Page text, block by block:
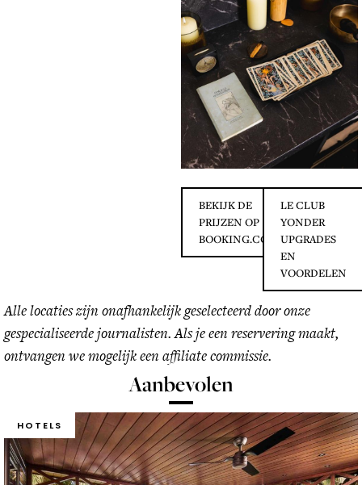
BEKIJK DE
PRIJZEN OP
BOOKING.COM
LE CLUB
YONDER
UPGRADES
EN
VOORDELEN
Alle locaties zijn onafhankelijk geselecteerd door onze
gespecialiseerde journalisten. Als je een reservering maakt,
ontvangen we mogelijk een affiliate commissie.
Aanbevolen
HOTELS